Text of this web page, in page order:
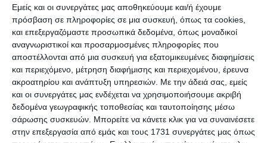
Εμείς και οι συνεργάτες μας αποθηκεύουμε και/ή έχουμε
πρόσβαση σε πληροφορίες σε μια συσκευή, όπως τα cookies,
και επεξεργαζόμαστε προσωπικά δεδομένα, όπως μοναδικοί
αναγνωριστικοί και προσαρμοσμένες πληροφορίες που
αποστέλλονται από μια συσκευή για εξατομικευμένες διαφημίσεις
και περιεχόμενο, μέτρηση διαφήμισης και περιεχομένου, έρευνα
ακροατηρίου και ανάπτυξη υπηρεσιών. Με την άδειά σας, εμείς
και οι συνεργάτες μας ενδέχεται να χρησιμοποιήσουμε ακριβή
δεδομένα γεωγραφικής τοποθεσίας και ταυτοποίησης μέσω
σάρωσης συσκευών. Μπορείτε να κάνετε κλικ για να συναινέσετε
στην επεξεργασία από εμάς και τους 1731 συνεργάτες μας όπως
25mmx20m. 130757
Κατόπιν παραγγελίας
2,20€
25mmx20m. 130753
Κατόπιν παραγγελίας
2,20€